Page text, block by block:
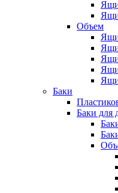
Объем
Баки
Баки для